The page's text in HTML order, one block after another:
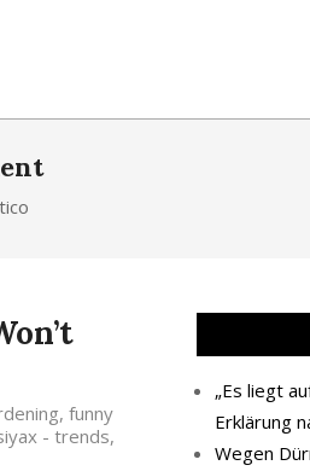
, funny
- trends,
„Es liegt
Erklärung
Wegen